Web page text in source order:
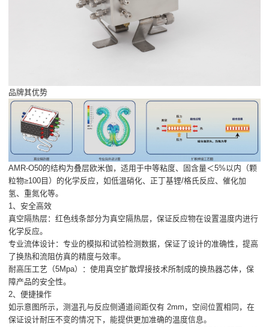
品牌其优势
AMR-O50的结构为叠层欧米伽，适用于中等粘度、固含量＜5%以内（颗
粒物≥100目）的化学反应，如低温硝化、正丁基锂/格氏反应、催化加
氢、重氮化等。
1、安全高效
真空隔热层：红色线条部分为真空隔热层，保证反应物在设置温度内进行
化学反应。
专业流体设计：专业的模拟和试验检测数据，保证了设计的准确性，提高
了换热和流阻仿真的精度与效率。
耐高压工艺（5Mpa）：使用真空扩散焊接技术所制成的换热器芯体，保
障产品的安全性。
2、便捷操作
如示意图所示，测温孔与反应侧通道间距仅有 2mm，空间位置相同，在
保证设计耐压不变的情况下，能提供更加准确的温度信息。